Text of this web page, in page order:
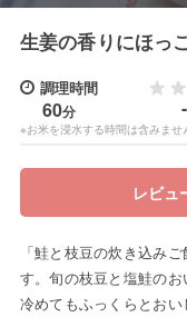
生姜の香りにほっ
調理時間
60分
※お米を浸水する時間は含みませ
-
レビュ
「鮭と枝豆の炊き込み
す。旬の枝豆と塩鮭の
冷めてもふっくらとお